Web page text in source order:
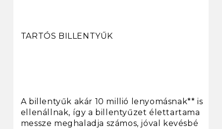
TARTÓS BILLENTYŰK
A billentyűk akár 10 millió lenyomásnak** is
ellenállnak, így a billentyűzet élettartama
messze meghaladja számos, jóval kevésbé